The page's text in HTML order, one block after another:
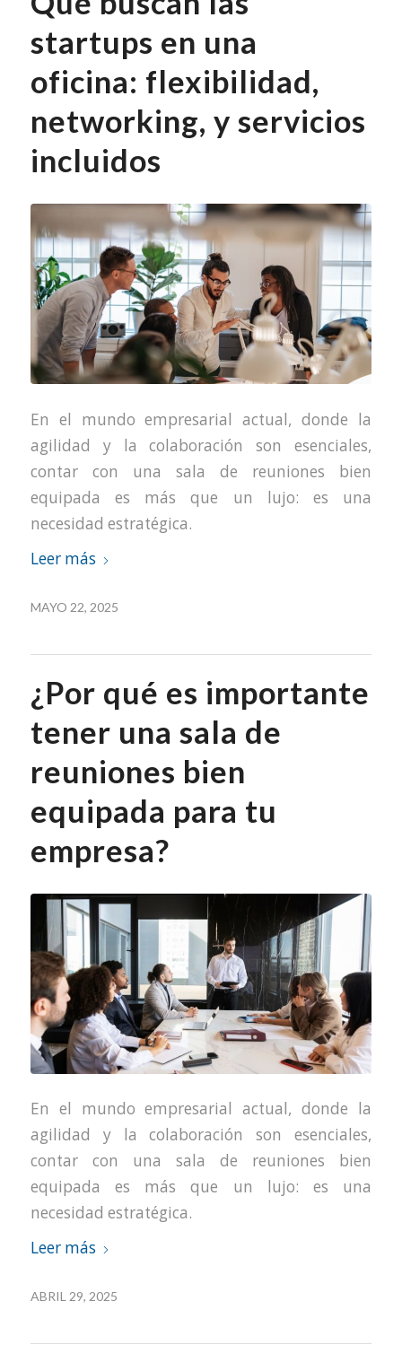
startups en una
oficina: flexibilidad,
networking, y servicios
incluidos
En el mundo empresarial actual, donde la
agilidad y la colaboración son esenciales,
contar con una sala de reuniones bien
equipada es más que un lujo: es una
necesidad estratégica.
Leer más
MAYO 22, 2025
¿Por qué es importante
tener una sala de
reuniones bien
equipada para tu
empresa?
En el mundo empresarial actual, donde la
agilidad y la colaboración son esenciales,
contar con una sala de reuniones bien
equipada es más que un lujo: es una
necesidad estratégica.
Leer más
ABRIL 29, 2025